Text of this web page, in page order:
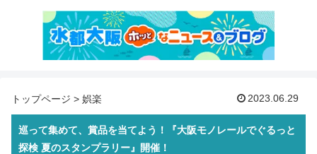
トップページ > 娯楽 2023.06.29
巡って集めて、賞品を当てよう！『大阪モノレールでぐるっと
探検 夏のスタンプラリー』開催！